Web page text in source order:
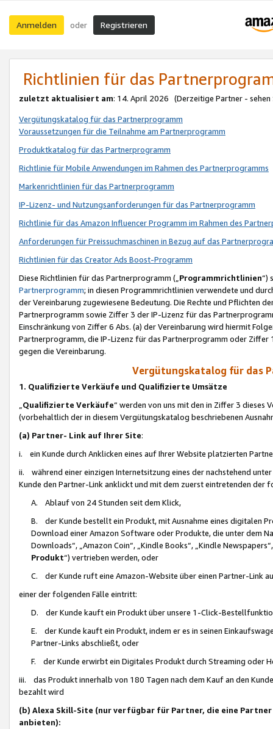
Anmelden oder Registrieren
Richtlinien für das
zuletzt aktualisiert am: 14. April 2026 (Derzeitige Partner - sehen
Vergütungskatalog für das Partnerprogramm
Voraussetzungen für die Teilnahme am Partnerprogramm
Produktkatalog für das Partnerprogramm
Richtlinie für Mobile Anwendungen im Rahmen des Partnerprogramms
Markenrichtlinien für das Partnerprogramm
IP-Lizenz- und Nutzungsanforderungen für das Partnerprogramm
Richtlinie für das Amazon Influencer Programm im Rahmen des
Anforderungen für Preissuchmaschinen in Bezug auf das
Richtlinien für das Creator Ads Boost-Programm
Diese Richtlinien für das Partnerprogramm („Programmrichtlinien“)
Partnerprogramm; in diesen Programmrichtlinien verwendete und
der Vereinbarung zugewiesene Bedeutung. Die Rechte und Pflichten
Partnerprogramm sowie Ziffer 3 der IP-Lizenz für das
Einschränkung von Ziffer 6 Abs. (a) der Vereinbarung wird hiermit
Partnerprogramm, die IP-Lizenz für das Partnerprogramm oder
gegen die Vereinbarung.
Vergütungskatalog für das
1. Qualifizierte Verkäufe und Qualifizierte Umsätze
Qualifizierte Verkäufe“ werden von uns mit den in Ziffer 3
(vorbehaltlich der in diesem Vergütungskatalog beschriebenen
(a) Partner- Link auf Ihrer Site:
i. ein Kunde durch Anklicken eines auf Ihrer Website platzierten
ii. während einer einzigen Internetsitzung eines der nachstehend
Kunde den Partner-Link anklickt und mit dem zuerst eintretenden der
A. Ablauf von 24 Stunden seit dem Klick,
B. der Kunde bestellt ein Produkt, mit Ausnahme eines digitalen
Download einer Amazon Software oder Produkte, die unter dem
Downloads“, „Amazon Coin“, „Kindle Books“, „Kindle
Produkt“) vertrieben werden, oder
C. der Kunde ruft eine Amazon-Website über einen Partner-Link
einer der folgenden Fälle eintritt:
D. der Kunde kauft ein Produkt über unsere 1-Click-
E. der Kunde kauft ein Produkt, indem er es in seinen
Partner-Links abschließt, oder
F. der Kunde erwirbt ein Digitales Produkt durch Streaming oder
iii. das Produkt innerhalb von 180 Tagen nach dem Kauf an den
bezahlt wird
(b) Alexa Skill-Site (nur verfügbar für Partner, die eine
anbieten):